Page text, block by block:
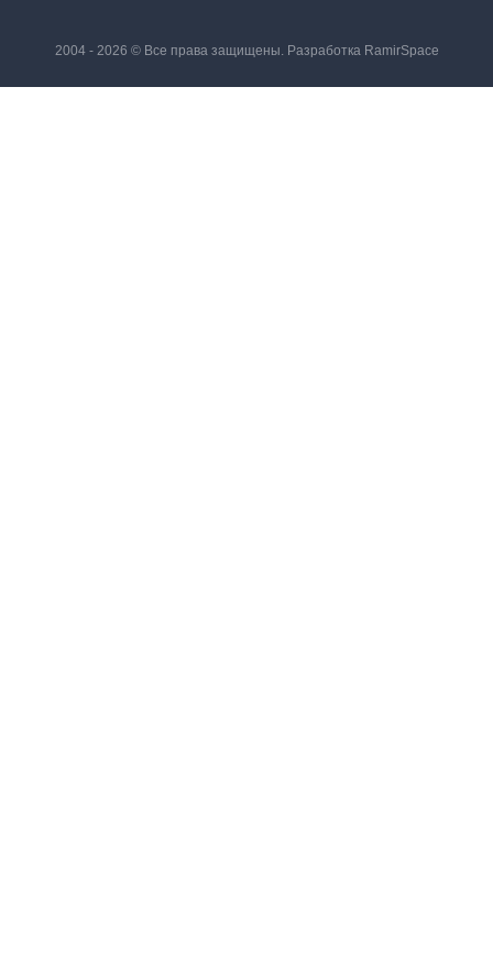
2004 - 2026 © Все права защищены. Разработка RamirSpace